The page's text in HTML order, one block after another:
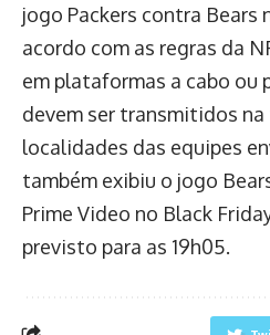
jogo Packers contra Bears
acordo com as regras da
em plataformas a cabo ou
devem ser transmitidos
localidades das equipes
também exibiu o jogo
Prime Video no Black
previsto para as 19h05.